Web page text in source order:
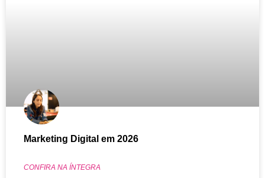
Marketing Digital em 2026
CONFIRA NA ÍNTEGRA